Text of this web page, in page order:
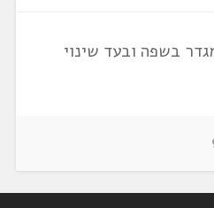
בשפה ובעד שינוי